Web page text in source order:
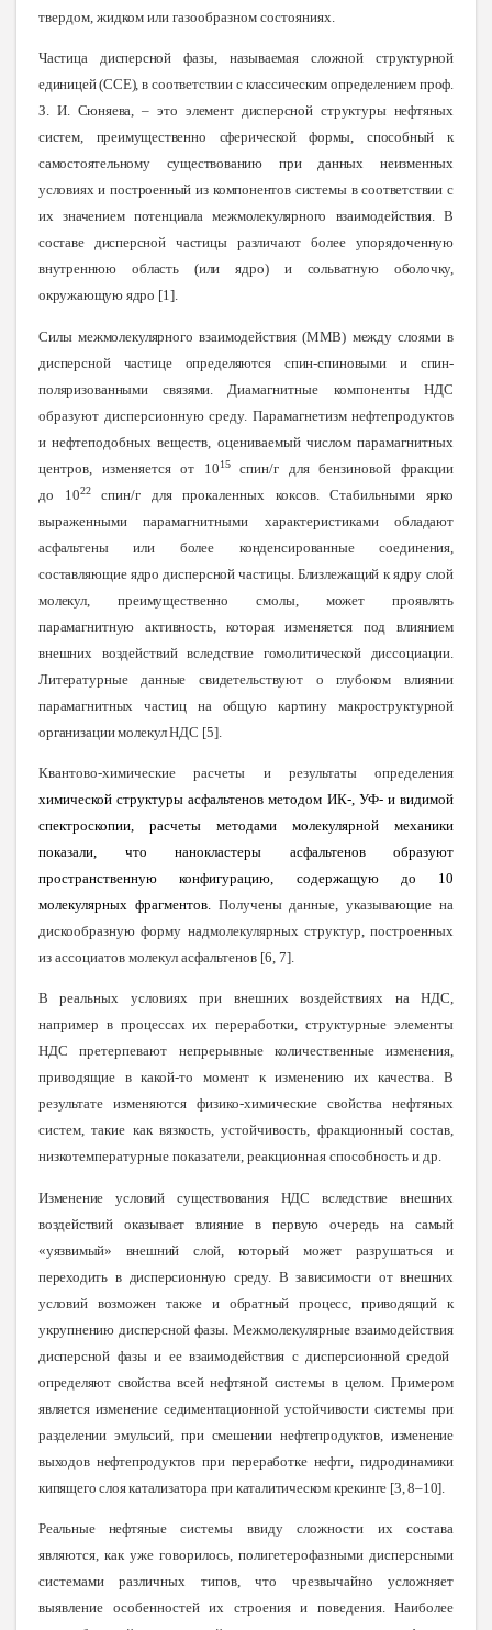
твердом, жидком или газообразном состояниях.
Частица дисперсной фазы, называемая сложной структурной
единицей (ССЕ), в соответствии с классическим определением проф.
З. И. Сюняева, – это элемент дисперсной структуры нефтяных
систем, преимущественно сферической формы, способный к
самостоятельному существованию при данных неизменных
условиях и построенный из компонентов системы в соответствии с
их значением потенциала межмолекулярного взаимодействия. В
составе дисперсной частицы различают более упорядоченную
внутреннюю область (или ядро) и сольватную оболочку,
окружающую ядро [1].
Силы межмолекулярного взаимодействия (ММВ) между слоями в
дисперсной частице определяются спин-спиновыми и спин-
поляризованными связями. Диамагнитные компоненты НДС
образуют дисперсионную среду. Парамагнетизм нефтепродуктов
и нефтеподобных веществ, оцениваемый числом парамагнитных
центров, изменяется от 1015 спин/г для бензиновой фракции
до 1022спин/г для прокаленных коксов. Стабильными ярко
выраженными парамагнитными характеристикамиобладают
асфальтены или более конденсированные соединения,
составляющие ядро дисперсной частицы. Близлежащий к ядру слой
молекул, преимущественно смолы, может проявлять
парамагнитную активность, которая изменяется под влиянием
внешних воздействий вследствие гомолитической диссоциации.
Литературные данные свидетельствуют о глубоком влиянии
парамагнитных частиц на общую картину макроструктурной
организации молекул НДС [5]
Квантово-химические расчеты и результаты определения
химической структуры асфальтенов методом ИК-, УФ- и видимой
спектроскопии, расчеты методами молекулярной механики
показали, что нанокластеры асфальтенов образуют
пространственную конфигурацию, содержащую до 10
молекулярных фрагментов.Получены данные, указывающие на
дискообразную форму надмолекулярных структур, построенных
из ассоциатов молекул асфальтенов [6, 7].
В реальных условиях при внешних воздействиях на НДС,
например в процессах их переработки, структурные элементы
НДС претерпевают непрерывные количественные изменения,
приводящие в какой-то момент к изменению их качества. В
результате изменяются физико-химические свойства нефтяных
систем, такие как вязкость, устойчивость, фракционный состав,
низкотемпературные показатели, реакционная способность и др.
Изменение условий существования НДС вследствие внешних
воздействий оказывает влияние в первую очередь на самый
«уязвимый» внешний слой, который может разрушаться и
переходить в дисперсионную среду. В зависимости от внешних
условий возможен также и обратный процесс, приводящий к
укрупнению дисперсной фазы. Межмолекулярные взаимодействия
дисперсной фазы и ее взаимодействия с дисперсионной средой
определяют свойства всей нефтяной системы в целом. Примером
является изменение седиментационной устойчивости системы при
разделении эмульсий, при смешении нефтепродуктов, изменение
выходов нефтепродуктов при переработке нефти, гидродинамики
кипящего слоя катализатора при каталитическом крекинге [3, 8–10]
Реальные нефтяные системы ввиду сложности их состава
являются, как уже говорилось, полигетерофазными дисперсными
системами различных типов, что чрезвычайно усложняет
выявление особенностей их строения и поведения. Наиболее